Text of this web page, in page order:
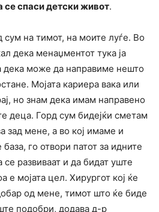
спаси детски живот.
сум на тимот, на моите луѓе. Во
дека менаџментот тука ја
дека може да направиме нешто
Мојата кариера вака или
но знам дека имам направено
деца. Горд сум бидејќи сметам
зад мене, а во кој имаме и
го отвори патот за идните
развиваат и да бидат уште
е мојата цел. Хирургот кој ќе
од мене, тимот што ќе биде
подобри, додава д-р